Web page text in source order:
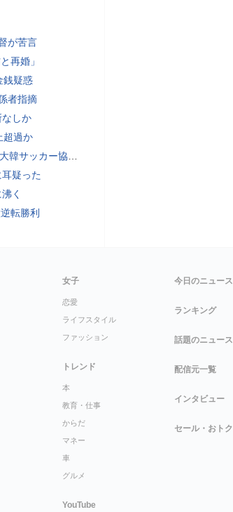
が苦言
再婚」
銭疑惑
者指摘
しか
超過か
的接待”疑惑 韓国メディアが報道
耳疑った
く
転勝利
女子
恋愛
ライフスタイル
ファッション
トレンド
本
教育・仕事
からだ
マネー
車
グルメ
YouTube
今日のニュース
ランキング
話題のニュース
配信元一覧
インタビュー
セール・おトク